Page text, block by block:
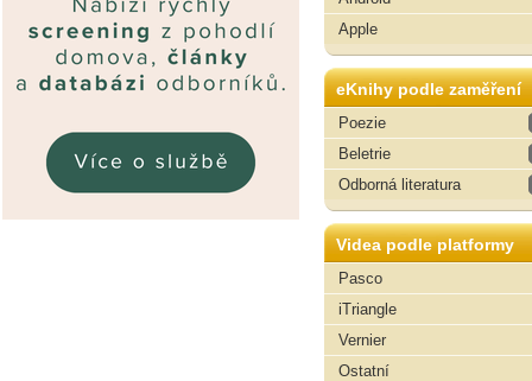
Apple
eKnihy podle zaměření
Poezie
Beletrie
Odborná literatura
Videa podle platformy
Pasco
iTriangle
Vernier
Ostatní